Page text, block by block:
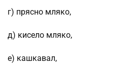
г) прясно мляко,
д) кисело мляко,
е) кашкавал,